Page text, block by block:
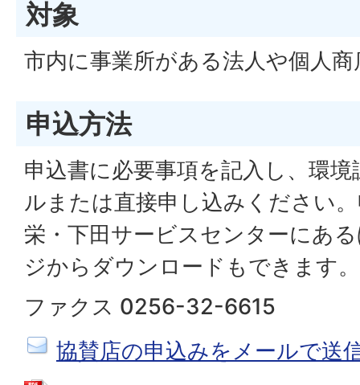
対象
市内に事業所がある法人や個人商
申込方法
申込書に必要事項を記入し、環
ルまたは直接申し込みください
栄・下田サービスセンターにあ
ジからダウンロードもできます。
ファクス 0256-32-6615
協賛店の申込みをメールで送